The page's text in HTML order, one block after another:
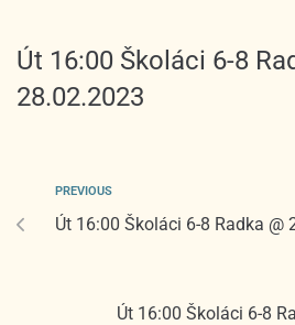
Út 16:00 Školáci 6-8
28.02.2023
PREVIOUS
Út 16:00 Školáci 6-8 Radka @
Út 16:00 Školáci 6-8